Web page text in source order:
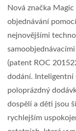
Nová značka
objednávání
nejnovějšími
(patent ROC
dodání. Inteligentní
poloprázdný
dospělí a děti jsou
rychlejším